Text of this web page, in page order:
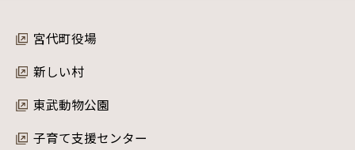
宮代町役場
新しい村
東武動物公園
子育て支援センター